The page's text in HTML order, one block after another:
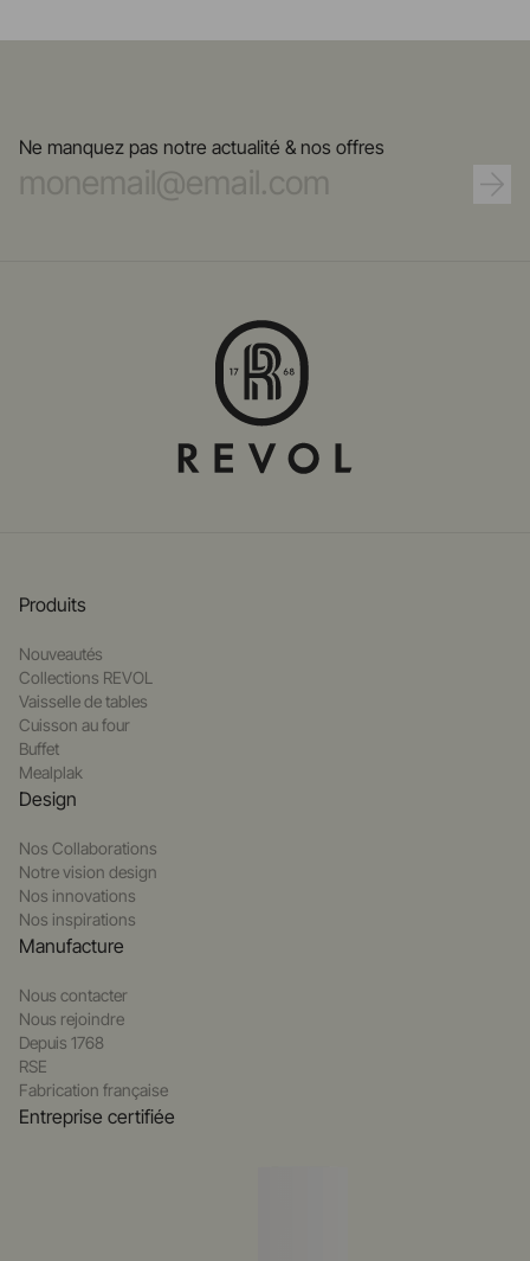
Ne manquez pas notre actualité & nos offres
Produits
Nouveautés
Collections REVOL
Vaisselle de tables
Cuisson au four
Buffet
Mealplak
Design
Nos Collaborations
Notre vision design
Nos innovations
Nos inspirations
Manufacture
Nous contacter
Nous rejoindre
Depuis 1768
RSE
Fabrication française
Entreprise certifiée